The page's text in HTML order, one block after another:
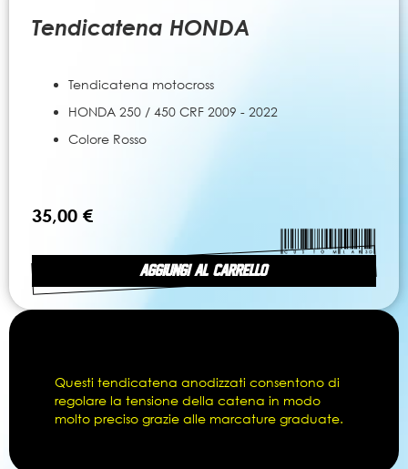
Tendicatena HONDA
Tendicatena motocross
HONDA 250 / 450 CRF 2009 - 2022
Colore Rosso
AGGIUNGI AL CARRELLO
35,00 €
della
galleria
Questi tendicatena anodizzati consentono di
regolare la tensione della catena in modo
molto preciso grazie alle marcature graduate.